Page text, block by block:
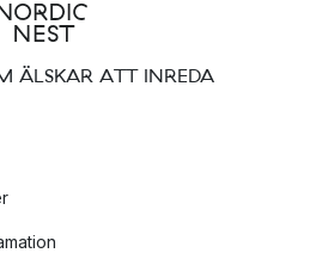
ÄLSKAR ATT INREDA